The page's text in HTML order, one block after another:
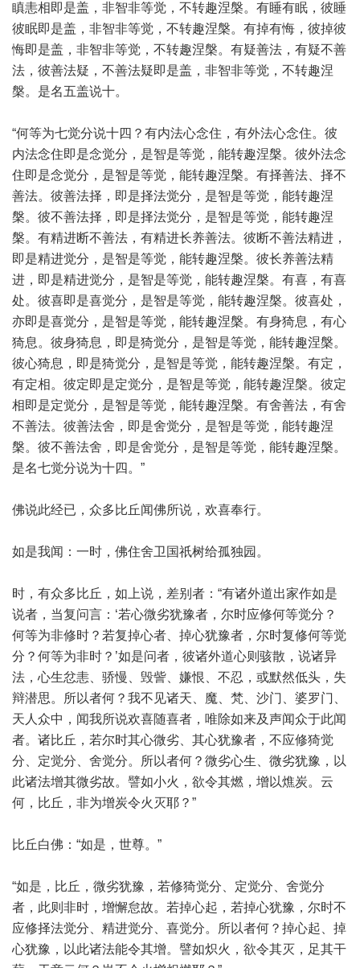
瞋恚相即是盖，非智非等觉，不转趣涅槃。有睡有眠，彼睡
彼眠即是盖，非智非等觉，不转趣涅槃。有掉有悔，彼掉彼
悔即是盖，非智非等觉，不转趣涅槃。有疑善法，有疑不善
法，彼善法疑，不善法疑即是盖，非智非等觉，不转趣涅
槃。是名五盖说十。
“何等为七觉分说十四？有内法心念住，有外法心念住。彼
内法念住即是念觉分，是智是等觉，能转趣涅槃。彼外法念
住即是念觉分，是智是等觉，能转趣涅槃。有择善法、择不
善法。彼善法择，即是择法觉分，是智是等觉，能转趣涅
槃。彼不善法择，即是择法觉分，是智是等觉，能转趣涅
槃。有精进断不善法，有精进长养善法。彼断不善法精进，
即是精进觉分，是智是等觉，能转趣涅槃。彼长养善法精
进，即是精进觉分，是智是等觉，能转趣涅槃。有喜，有喜
处。彼喜即是喜觉分，是智是等觉，能转趣涅槃。彼喜处，
亦即是喜觉分，是智是等觉，能转趣涅槃。有身猗息，有心
猗息。彼身猗息，即是猗觉分，是智是等觉，能转趣涅槃。
彼心猗息，即是猗觉分，是智是等觉，能转趣涅槃。有定，
有定相。彼定即是定觉分，是智是等觉，能转趣涅槃。彼定
相即是定觉分，是智是等觉，能转趣涅槃。有舍善法，有舍
不善法。彼善法舍，即是舍觉分，是智是等觉，能转趣涅
槃。彼不善法舍，即是舍觉分，是智是等觉，能转趣涅槃。
是名七觉分说为十四。”
佛说此经已，众多比丘闻佛所说，欢喜奉行。
如是我闻：一时，佛住舍卫国祇树给孤独园。
时，有众多比丘，如上说，差别者：“有诸外道出家作如是
说者，当复问言：‘若心微劣犹豫者，尔时应修何等觉分？
何等为非修时？若复掉心者、掉心犹豫者，尔时复修何等觉
分？何等为非时？’如是问者，彼诸外道心则骇散，说诸异
法，心生忿恚、骄慢、毁訾、嫌恨、不忍，或默然低头，失
辩潜思。所以者何？我不见诸天、魔、梵、沙门、婆罗门、
天人众中，闻我所说欢喜随喜者，唯除如来及声闻众于此闻
者。诸比丘，若尔时其心微劣、其心犹豫者，不应修猗觉
分、定觉分、舍觉分。所以者何？微劣心生、微劣犹豫，以
此诸法增其微劣故。譬如小火，欲令其燃，增以燋炭。云
何，比丘，非为增炭令火灭耶？”
比丘白佛：“如是，世尊。”
“如是，比丘，微劣犹豫，若修猗觉分、定觉分、舍觉分
者，此则非时，增懈怠故。若掉心起，若掉心犹豫，尔时不
应修择法觉分、精进觉分、喜觉分。所以者何？掉心起、掉
心犹豫，以此诸法能令其增。譬如炽火，欲令其灭，足其干